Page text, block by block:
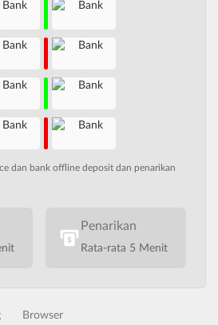
dan bank offline deposit dan penarikan
Penarikan
Rata-rata 5 Menit
Browser